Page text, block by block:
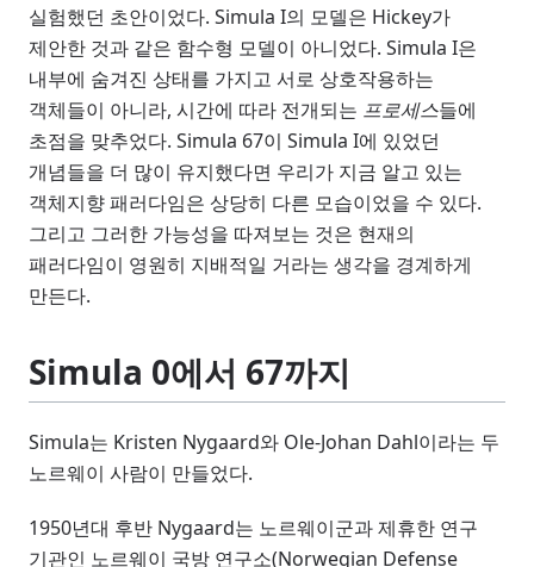
실험했던 초안이었다. Simula I의 모델은 Hickey가
제안한 것과 같은 함수형 모델이 아니었다. Simula I은
내부에 숨겨진 상태를 가지고 서로 상호작용하는
객체들이 아니라, 시간에 따라 전개되는 프로세스들에
초점을 맞추었다. Simula 67이 Simula I에 있었던
개념들을 더 많이 유지했다면 우리가 지금 알고 있는
객체지향 패러다임은 상당히 다른 모습이었을 수 있다.
그리고 그러한 가능성을 따져보는 것은 현재의
패러다임이 영원히 지배적일 거라는 생각을 경계하게
만든다.
Simula 0에서 67까지
Simula는 Kristen Nygaard와 Ole-Johan Dahl이라는 두
노르웨이 사람이 만들었다.
1950년대 후반 Nygaard는 노르웨이군과 제휴한 연구
기관인 노르웨이 국방 연구소(Norwegian Defense